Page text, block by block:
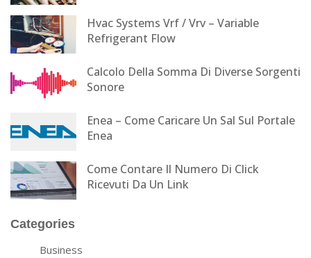
Hvac Systems Vrf / Vrv – Variable
Refrigerant Flow
Calcolo Della Somma Di Diverse Sorgenti
Sonore
Enea – Come Caricare Un Sal Sul Portale
Enea
Come Contare Il Numero Di Click
Ricevuti Da Un Link
Categories
Business